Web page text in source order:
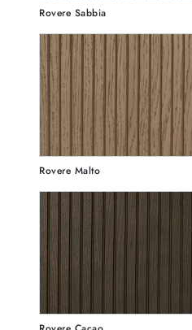
Rovere Sabbia
Rovere Malto